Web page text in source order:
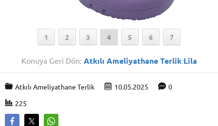
1 2 3 4 5 6 7
Konuya Geri Dön: Atkılı Ameliyathane Terlik Lila
Atkılı Ameliyathane Terlik 10.05.2025
0
225